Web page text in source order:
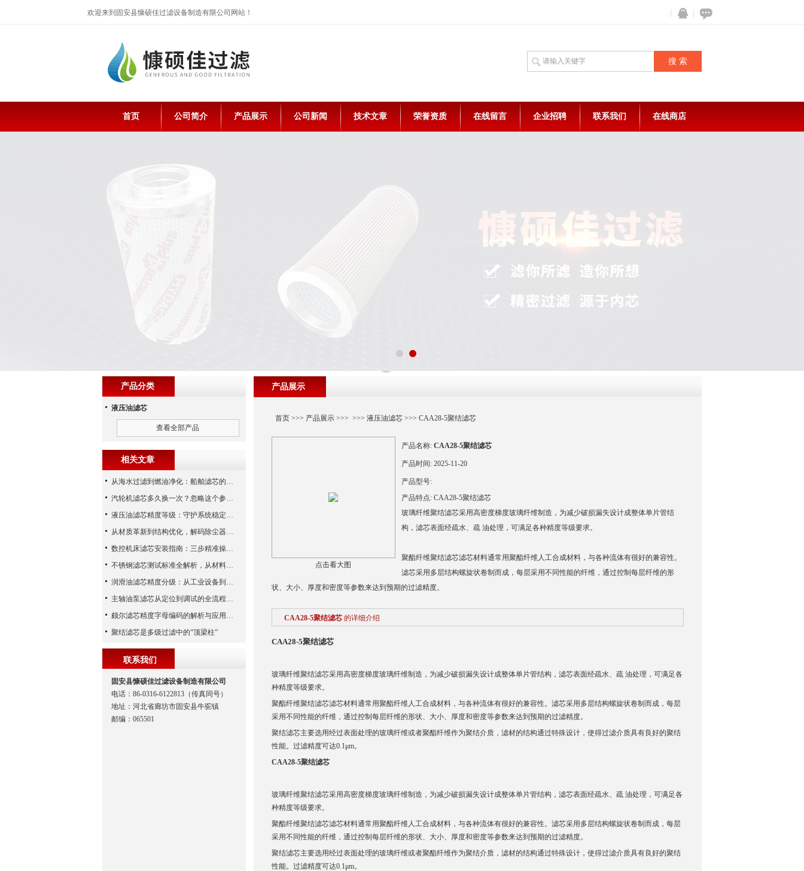
欢迎来到固安县慷硕佳过滤设备制造有限公司网站！
首页 公司简介 产品展示 公司新闻 技术文章 荣誉资质 在线留言 企业招聘 联系我们 在线商店
产品展示
首页>>> 产品展示>>> >>> 液压油滤芯>>> CAA28-5聚结滤芯
点击看大图
产品名称: CAA28-5聚结滤芯
产品时间: 2025-11-20
产品型号:
产品特点: CAA28-5聚结滤芯
玻璃纤维聚结滤芯采用高密度梯度玻璃纤维制造，为减少破损漏失设计成整体单片管结
构，滤芯表面经疏水、疏 油处理，可满足各种精度等级要求。
聚酯纤维聚结滤芯滤芯材料通常用聚酯纤维人工合成材料，与各种流体有很好的兼容性。
滤芯采用多层结构螺旋状卷制而成，每层采用不同性能的纤维，通过控制每层纤维的形
状、大小、厚度和密度等参数来达到预期的过滤精度。
CAA28-5聚结滤芯 的详细介绍
CAA28-5聚结滤芯
玻璃纤维聚结滤芯采用高密度梯度玻璃纤维制造，为减少破损漏失设计成整体单片管结构，滤芯表面经疏水、疏 油处理，可满足各
种精度等级要求。
聚酯纤维聚结滤芯滤芯材料通常用聚酯纤维人工合成材料，与各种流体有很好的兼容性。滤芯采用多层结构螺旋状卷制而成，每层
采用不同性能的纤维，通过控制每层纤维的形状、大小、厚度和密度等参数来达到预期的过滤精度。
聚结滤芯主要选用经过表面处理的玻璃纤维或者聚酯纤维作为聚结介质，滤材的结构通过特殊设计，使得过滤介质具有良好的聚结
性能。过滤精度可达0.1μm。
CAA28-5聚结滤芯
玻璃纤维聚结滤芯采用高密度梯度玻璃纤维制造，为减少破损漏失设计成整体单片管结构，滤芯表面经疏水、疏 油处理，可满足各
种精度等级要求。
聚酯纤维聚结滤芯滤芯材料通常用聚酯纤维人工合成材料，与各种流体有很好的兼容性。滤芯采用多层结构螺旋状卷制而成，每层
采用不同性能的纤维，通过控制每层纤维的形状、大小、厚度和密度等参数来达到预期的过滤精度。
聚结滤芯主要选用经过表面处理的玻璃纤维或者聚酯纤维作为聚结介质，滤材的结构通过特殊设计，使得过滤介质具有良好的聚结
性能。过滤精度可达0.1μm。
产品分类
液压油滤芯
查看全部产品
相关文章
从海水过滤到燃油净化：船舶滤芯的多场景应用解析
汽轮机滤芯多久换一次？忽略这个参数，机组非停损失可能上百万！
液压油滤芯精度等级：守护系统稳定与寿命的“微米标尺”
从材质革新到结构优化，解码除尘器滤芯性能跃升的核心逻辑
数控机床滤芯安装指南：三步精准操作，杜绝设备“亚健康”
不锈钢滤芯测试标准全解析，从材料性能到应用场景的严苛验证
润滑油滤芯精度分级：从工业设备到精密系统的过滤密码
主轴油泵滤芯从定位到调试的全流程解析
颇尔滤芯精度字母编码的解析与应用指南
聚结滤芯是多级过滤中的“顶梁柱”
联系我们
固安县慷硕佳过滤设备制造有限公司
电话：86-0316-6122813（传真同号）
地址：河北省廊坊市固安县牛驼镇
邮编：065501